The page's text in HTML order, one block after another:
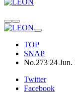
TOP
SNAP
No.273 24 Jun.
Twitter
Facebook